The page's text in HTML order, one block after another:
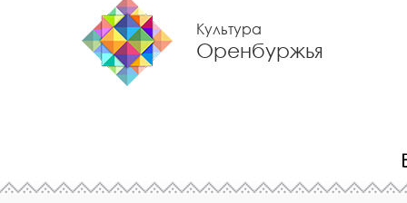
Культура
Оренбуржья